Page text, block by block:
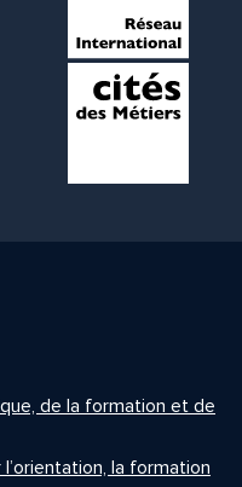
de la formation et de
la formation